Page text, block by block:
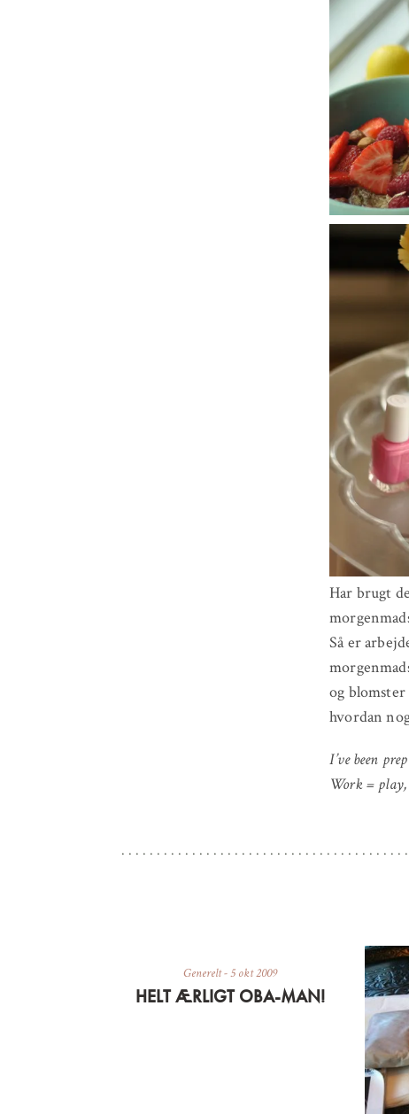
Har brugt
Så er
og
hvordan
I’ve been
Work =
Generelt-5 okt 2009
HELT ÆRLIGT OBA-MAN!